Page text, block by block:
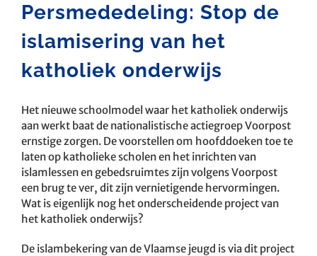
Persmededeling: Stop de
islamisering van het
katholiek onderwijs
Het nieuwe schoolmodel waar het katholiek onderwijs
aan werkt baat de nationalistische actiegroep Voorpost
ernstige zorgen. De voorstellen om hoofddoeken toe te
laten op katholieke scholen en het inrichten van
islamlessen en gebedsruimtes zijn volgens Voorpost
een brug te ver, dit zijn vernietigende hervormingen.
Wat is eigenlijk nog het onderscheidende project van
het katholiek onderwijs?
De islambekering van de Vlaamse jeugd is via dit project